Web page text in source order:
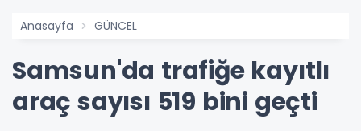
Anasayfa GÜNCEL
Samsun'da trafiğe kayıtlı
araç sayısı 519 bini geçti